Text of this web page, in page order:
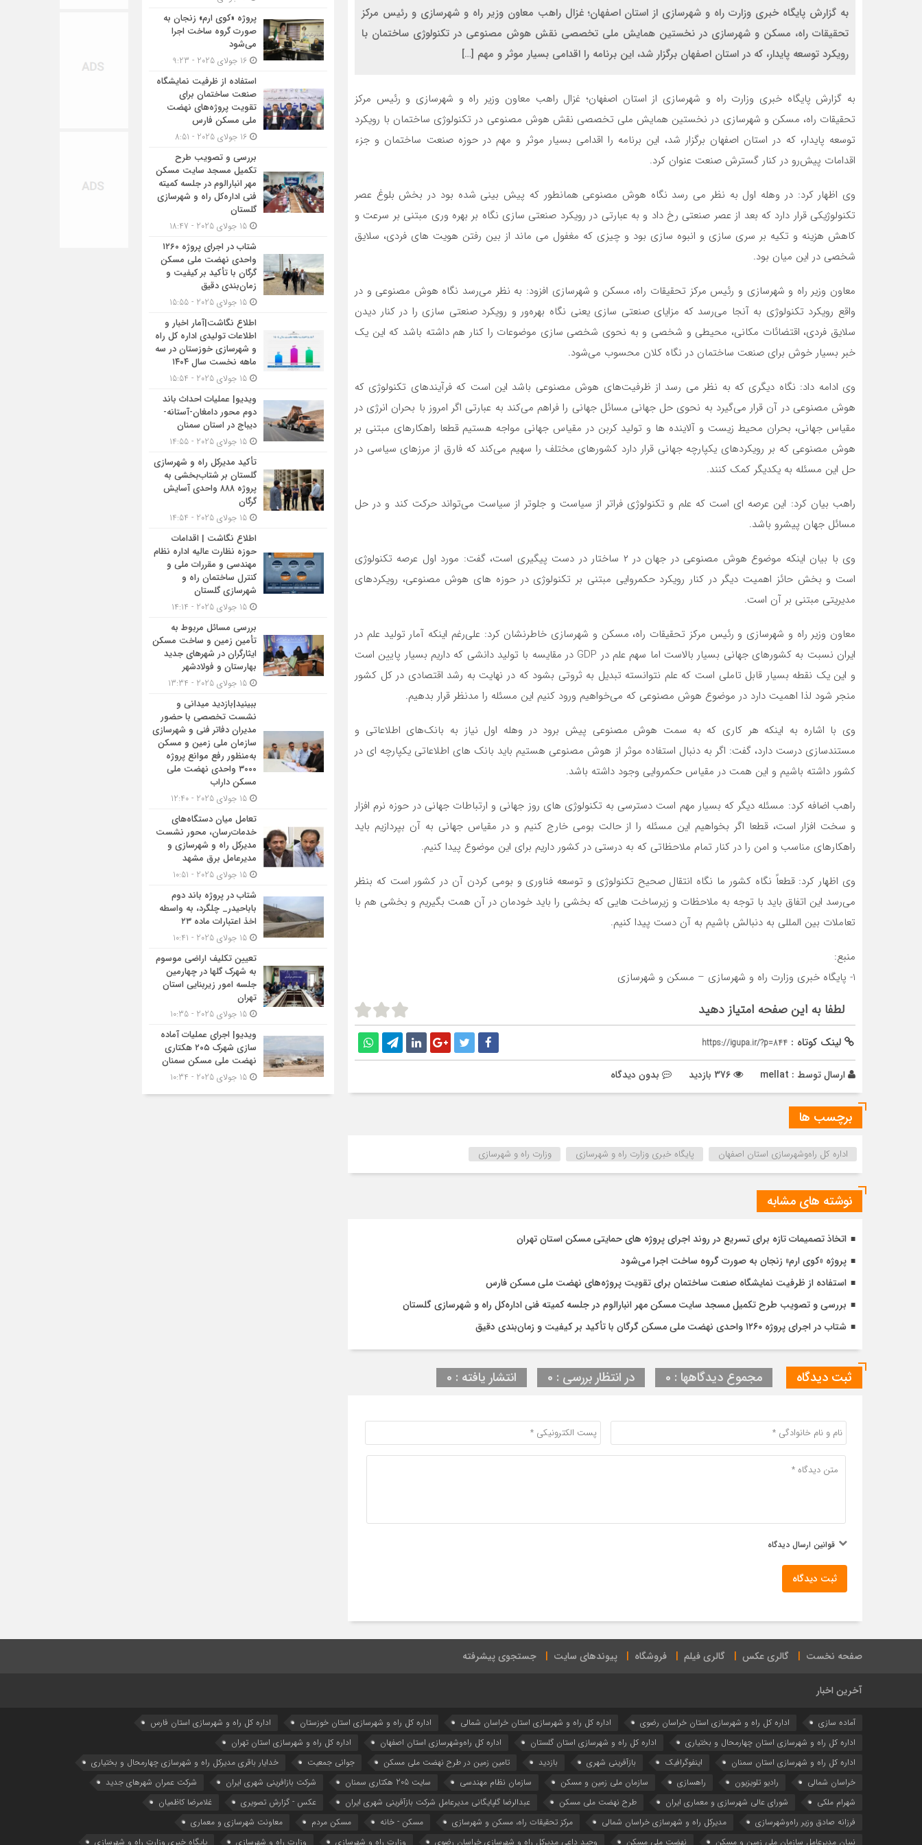
به گزارش پایگاه خبری وزارت راه و شهرسازی از استان اصفهان؛ غزال راهب معاون وزیر راه و شهرسازی و رئیس مرکز
تحقیقات راه، مسکن و شهرسازی در نخستین همایش ملی تخصصی نقش هوش مصنوعی در تکنولوژی ساختمان با
رویکرد توسعه پایدار، که در استان اصفهان برگزار شد، این برنامه را اقدامی بسیار موثر و مهم […]
به گزارش پایگاه خبری وزارت راه و شهرسازی از استان اصفهان؛ غزال راهب معاون وزیر راه و شهرسازی و رئیس مرکز
تحقیقات راه، مسکن و شهرسازی در نخستین همایش ملی تخصصی نقش هوش مصنوعی در تکنولوژی ساختمان با رویکرد
توسعه پایدار، که در استان اصفهان برگزار شد، این برنامه را اقدامی بسیار موثر و مهم در حوزه صنعت ساختمان و جزء
اقدامات پیش‌رو در کنار گسترش صنعت عنوان کرد.
وی اظهار کرد: در وهله اول به نظر می رسد نگاه هوش مصنوعی همانطور که پیش بینی شده بود در بخش بلوغ عصر
تکنولوژیکی قرار دارد که بعد از عصر صنعتی رخ داد و به عبارتی در رویکرد صنعتی سازی نگاه بر بهره وری مبتنی بر سرعت و
کاهش هزینه و تکیه بر سری سازی و انبوه سازی بود و چیزی که مغفول می ماند از بین رفتن هویت های فردی، سلایق
شخصی در این میان بود.
معاون وزیر راه و شهرسازی و رئیس مرکز تحقیقات راه، مسکن و شهرسازی افزود: به نظر می‌رسد نگاه هوش مصنوعی و در
واقع رویکرد تکنولوژی به آنجا می‌رسد که مزایای صنعتی سازی یعنی نگاه بهره‌ور و رویکرد صنعتی سازی را در کنار دیدن
سلایق فردی، اقتضائات مکانی، محیطی و شخصی و به نحوی شخصی سازی موضوعات را کنار هم داشته باشد که این یک
خبر بسیار خوش برای صنعت ساختمان در نگاه کلان محسوب می‌شود.
وی ادامه داد: نگاه دیگری که به نظر می رسد از ظرفیت‌های هوش مصنوعی باشد این است که فرآیندهای تکنولوژی که
هوش مصنوعی در آن قرار می‌گیرد به نحوی حل جهانی مسائل جهانی را فراهم می‌کند به عبارتی اگر امروز با بحران انرژی در
مقیاس جهانی، بحران محیط زیست و آلاینده ها و تولید کربن در مقیاس جهانی مواجه هستیم قطعا راهکارهای مبتنی بر
هوش مصنوعی که بر رویکردهای یکپارچه جهانی قرار دارد کشورهای مختلف را سهیم می‌کند که فارق از مرزهای سیاسی در
حل این مسئله به یکدیگر کمک کنند.
راهب بیان کرد: این عرصه ای است که علم و تکنولوژی فراتر از سیاست و جلوتر از سیاست می‌تواند حرکت کند و در حل
مسائل جهان پیشرو باشد.
وی با بیان اینکه موضوع هوش مصنوعی در جهان در ۲ ساختار در دست پیگیری است، گفت: مورد اول عرصه تکنولوژی
است و بخش حائز اهمیت دیگر در کنار رویکرد حکمروایی مبتنی بر تکنولوژی در حوزه های هوش مصنوعی، رویکردهای
مدیریتی مبتنی بر آن است.
معاون وزیر راه و شهرسازی و رئیس مرکز تحقیقات راه، مسکن و شهرسازی خاطرنشان کرد: علی‌رغم اینکه آمار تولید علم در
ایران نسبت به کشورهای جهانی بسیار بالاست اما سهم علم در GDP در مقایسه با تولید دانشی که داریم بسیار پایین است
و این یک نقطه بسیار قابل تاملی است که علم نتوانسته تبدیل به ثروتی بشود که در نهایت به رشد اقتصادی در کل کشور
منجر شود لذا اهمیت دارد در موضوع هوش مصنوعی که می‌خواهیم ورود کنیم این مسئله را مدنظر قرار بدهیم.
وی با اشاره به اینکه هر کاری که به سمت هوش مصنوعی پیش برود در وهله اول نیاز به بانک‌های اطلاعاتی و
مستندسازی درست دارد، گفت: اگر به دنبال استفاده موثر از هوش مصنوعی هستیم باید بانک های اطلاعاتی یکپارچه ای در
کشور داشته باشیم و این همت در مقیاس حکمروایی وجود داشته باشد.
راهب اضافه کرد: مسئله دیگر که بسیار مهم است دسترسی به تکنولوژی های روز جهانی و ارتباطات جهانی در حوزه نرم افزار
و سخت افزار است، قطعا اگر بخواهیم این مسئله را از حالت بومی خارج کنیم و در مقیاس جهانی به آن بپردازیم باید
راهکارهای مناسب و امن را در کنار تمام ملاحظاتی که به درستی در کشور داریم برای این موضوع پیدا کنیم.
وی اظهار کرد: قطعاً نگاه کشور ما نگاه انتقال صحیح تکنولوژی و توسعه فناوری و بومی کردن آن در کشور است که بنظر
می‌رسد این اتفاق باید با توجه به ملاحظات و زیرساخت هایی که بخشی را باید خودمان در آن همت بگیریم و بخشی هم با
تعاملات بین المللی به دنبالش باشیم به آن دست پیدا کنیم.
منبع:
1- پایگاه خبری وزارت راه و شهرسازی – مسکن و شهرسازی
لطفا به این صفحه امتیاز دهید
لینک کوتاه : https://igupa.ir/?p=844
ارسال توسط : mellat بدون دیدگاه
برچسب ها
اداره كل راه‌و‌شهرسازي استان اصفهان پایگاه خبری وزارت راه و شهرسازی وزارت راه و شهرسازی
نوشته های مشابه
اتخاذ تصمیمات تازه برای تسریع در روند اجرای پروژه های حمایتی مسکن استان تهران
پروژه «کوی ارم» زنجان به صورت گروه ساخت اجرا می‌شود
استفاده از ظرفیت نمایشگاه صنعت ساختمان برای تقویت پروژه‌های نهضت ملی مسکن فارس
بررسی و تصویب طرح تکمیل مسجد سایت مسکن مهر انبارالوم در جلسه کمیته فنی اداره‌کل راه و شهرسازی گلستان
شتاب در اجرای پروژه ۱۲۶۰ واحدی نهضت ملی مسکن گرگان با تأکید بر کیفیت و زمان‌بندی دقیق
ثبت دیدگاه مجموع دیدگاهها : 0 در انتظار بررسی : 0 انتشار یافته : 0
قوانین ارسال دیدگاه
ثبت دیدگاه
پروژه «کوی ارم» زنجان به
صورت گروه ساخت اجرا
می‌شود
استفاده از ظرفیت نمایشگاه
صنعت ساختمان برای
تقویت پروژه‌های نهضت
ملی مسکن فارس
بررسی و تصویب طرح
تکمیل مسجد سایت مسکن
مهر انبارالوم در جلسه کمیته
فنی اداره‌کل راه و شهرسازی
گلستان
شتاب در اجرای پروژه ۱۲۶۰
واحدی نهضت ملی مسکن
گرگان با تأکید بر کیفیت و
زمان‌بندی دقیق
اطلاع نگاشت|آمار اخبار و
اطلاعات تولیدی اداره کل راه
و شهرسازی خوزستان در سه
ماهه نخست سال ۱۴۰۴
ویدیو| عملیات احداث باند
دوم محور دامغان-آستانه-
دیباج در استان سمنان
تأکید مدیرکل راه و شهرسازی
گلستان بر شتاب‌بخشی به
پروژه ۸۸۸ واحدی آسایش
گرگان
اطلاع نگاشت | اقدامات
حوزه نظارت عالیه اداره نظام
مهندسی و مقررات ملی و
کنترل ساختمان راه و
شهرسازی گلستان
بررسی مسائل مربوط به
تأمین زمین و ساخت مسکن
ایثارگران در شهرهای جدید
بهارستان و فولادشهر
ببینید|بازدید میدانی و
نشست تخصصی با حضور
مدیران دفاتر فنی و شهرسازی
سازمان ملی زمین و مسکن
به‌منظور رفع موانع پروژه
۳۰۰۰ واحدی نهضت ملی
مسکن داراب
تعامل میان دستگاه‌های
خدمات‌رسان، محور نشست
مدیرکل راه و شهرسازی و
مدیرعامل برق مشهد
شتاب در پروژه باند دوم
باباحیدر_ چلگرد، به واسطه
اخذ اعتبارات ماده ۲۳
تعیین تکلیف اراضی موسوم
به شهرک گلها در چهارمین
جلسه امور زیربنایی استان
تهران
ویدیو| اجرای عملیات آماده
سازی شهرک ۲۰۵ هکتاری
نهضت ملی مسکن سمنان
صفحه نخست گالری عکس گالری فیلم فروشگاه پیوندهای سایت جستجوی پیشرفته
آخرین اخبار
آماده سازی اداره كل راه و شهرسازي استان خراسان رضوي اداره كل راه و شهرسازي استان خراسان شمالي اداره كل راه و شهرسازي استان خوزستان
اداره كل راه و شهرسازي استان فارس
اداره كل راه و شهرسازي استان چهارمحال و بختياري
اداره كل راه و شهرسازي استان گلستان اداره كل راه‌و‌شهرسازي استان اصفهان
اداره کل راه و شهرسازی استان تهران
اداره کل راه و شهرسازی استان سمنان
اینفوگرافیک بازآفرینی شهری بازدید تامین زمین در طرح نهضت ملی مسکن جوانی جمعیت
خدایار باقری مدیرکل راه و شهرسازی چهارمحال و بختیاری
خراسان شمالی
رادیو تلویزیون راهسازی سازمان ملی زمین و مسکن سازمان نظام مهندسی سایت 205 هکتاری سمنان شرکت بازافرینی شهری ایران
شرکت عمران شهرهای جدید
شهرام ملکی
شوراي عالي شهرسازی و معماري ايران طرح نهضت ملی مسکن عبدالرضا گلپایگانی مدیرعامل شرکت بازآفرینی شهری ایران عکس - گزارش تصویری
غلامرضا کاظمیان
فرزانه صادق وزیر راه‌وشهرسازی
مدیرکل راه و شهرسازی خراسان شمالی مرکز تحقیقات راه، مسکن و شهرسازی مسکن - خانه مسکن مردم
معاونت شهرسازي و معماري
نبیان مدیرعامل سازمان ملی زمین و مسکن
نهضت ملی مسکن وحید داعی مدیرکل راه و شهرسازی خراسان رضوی وزارت راه و شهرسازي وزارت راه و شهرسازی پایگاه خبری وزارت راه و شهرسازی